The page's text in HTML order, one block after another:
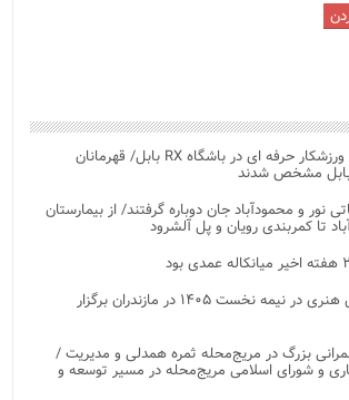
رقابت نفسگیر ۲۰ ورزشکار حرفه ای در باشگاه RX بابل/ قهرمانان
مشخص شدند
نور و محمودآباد جان دوباره گرفتند/ از بیمارستان
تا کمربندی رویان و پل آلشرود
رویدادهای شاخص هنری در نیمه نخست ۱۴۰۵ در مازندران برگزار
بزرگ در مریج‌محله ثمره همدلی و مدیریت /
و شورای اسلامی مریج‌محله در مسیر توسعه و